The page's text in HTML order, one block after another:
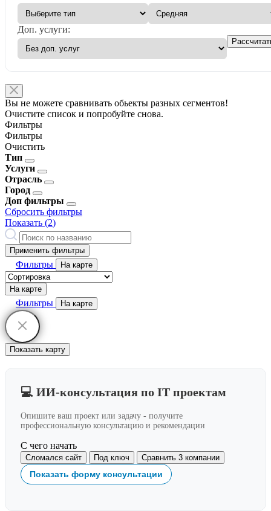
Доп. услуги:
Вы не можете сравнивать обьекты разных сегментов!
Очистите список и попробуйте снова.
Фильтры
Фильтры
Очистить
Тип
Услуги
Отрасль
Город
Доп фильтры
Сбросить фильтры
Показать (2)
Применить фильтры
Фильтры На карте
На карте
Фильтры На карте
Показать карту
💻 ИИ-консультация по IT проектам
Опишите ваш проект или задачу - получите
профессиональную консультацию и рекомендации
С чего начать
Сломался сайт Под ключ Сравнить 3 компании
Показать форму консультации